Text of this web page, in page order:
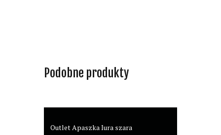
Podobne produkty
Outlet Apaszka Iura szara